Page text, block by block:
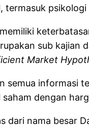
termasuk
sub kajian
Market
semua informasi
dengan
nama besar